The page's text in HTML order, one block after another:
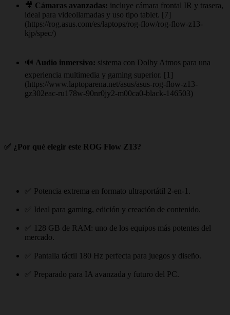
🎥 Cámaras avanzadas: incluye cámara frontal IR y trasera,
ideal para videollamadas y uso tipo tablet. [7]
(https://rog.asus.com/es/laptops/rog-flow/rog-flow-z13-
kjp/spec/)
🔊 Audio inmersivo: sistema con Dolby Atmos para una
experiencia multimedia y gaming superior. [1]
(https://www.laptoparena.net/asus/asus-rog-flow-z13-
gz302eac-ru178w-90nr0jy2-m00ca0-black-146503)
✅ ¿Por qué elegir este ROG Flow Z13?
✅ Potencia extrema en formato ultraportátil 2‑en‑1.
✅ Ideal para gaming, edición y creación de contenido.
✅ 128 GB de RAM: uno de los equipos más potentes del
mercado.
✅ Pantalla táctil 180 Hz perfecta para juegos y diseño.
✅ Preparado para IA avanzada y futuro del PC.